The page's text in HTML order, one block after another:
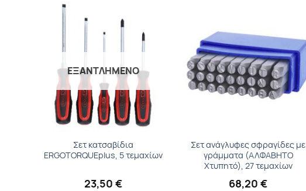
Προσθήκη
Αγαπημένα
ΕΞΑΝΤΛΗΜΕΝΟ
Σετ κατσαβίδια
ERGOTORQUEplus, 5 τεμαχίων
23,50 €
Προσθήκη
Αγαπημένα
Σετ ανάγλυφες σφραγίδες με
γράμματα (ΑΛΦΑΒΗΤΟ
Χτυπητό), 27 τεμαχίων
68,20 €